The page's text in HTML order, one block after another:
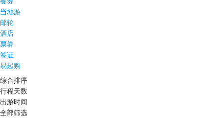
当地游
邮轮
酒店
票劵
签证
易起购
综合排序
行程天数
出游时间
全部筛选